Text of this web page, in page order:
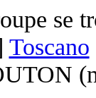
se
Toscano